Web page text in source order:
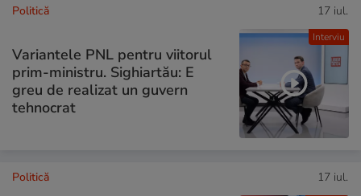
Interviu
Politică 17 iul.
Variantele PNL pentru viitorul
prim-ministru. Sighiartău: E
greu de realizat un guvern
tehnocrat
Politică 17 iul.